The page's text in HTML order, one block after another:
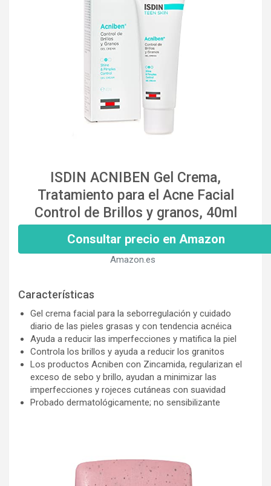
ISDIN ACNIBEN Gel Crema,
Tratamiento para el Acne Facial
Control de Brillos y granos, 40ml
Consultar precio en Amazon
Amazon.es
Características
Gel crema facial para la seborregulación y cuidado
diario de las pieles grasas y con tendencia acnéica
Ayuda a reducir las imperfecciones y matifica la piel
Controla los brillos y ayuda a reducir los granitos
Los productos Acniben con Zincamida, regularizan el
exceso de sebo y brillo, ayudan a minimizar las
imperfecciones y rojeces cutáneas con suavidad
Probado dermatológicamente; no sensibilizante